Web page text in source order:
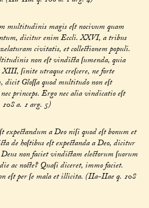
multitudinis magis eſt nocivum quam
dicitur enim Eccli. XXVI, a tribus
civitatis, et collectionem populi.
non eſt vindicta ſumenda, quia
ſinite utraque creſcere, ne forte
Gloſſa quod multitudo non eſt
princeps. Ergo nec alia vindicatio eſt
a. 1 arg. 5)
expectandum a Deo niſi quod eſt bonum et
de hoſtibus eſt expectanda a Deo, dicitur
non faciet vindictam electorum ſuorum
ac nocte? Quaſi diceret, immo faciet.
eſt per ſe mala et illicita. (IIa-IIae q. 108